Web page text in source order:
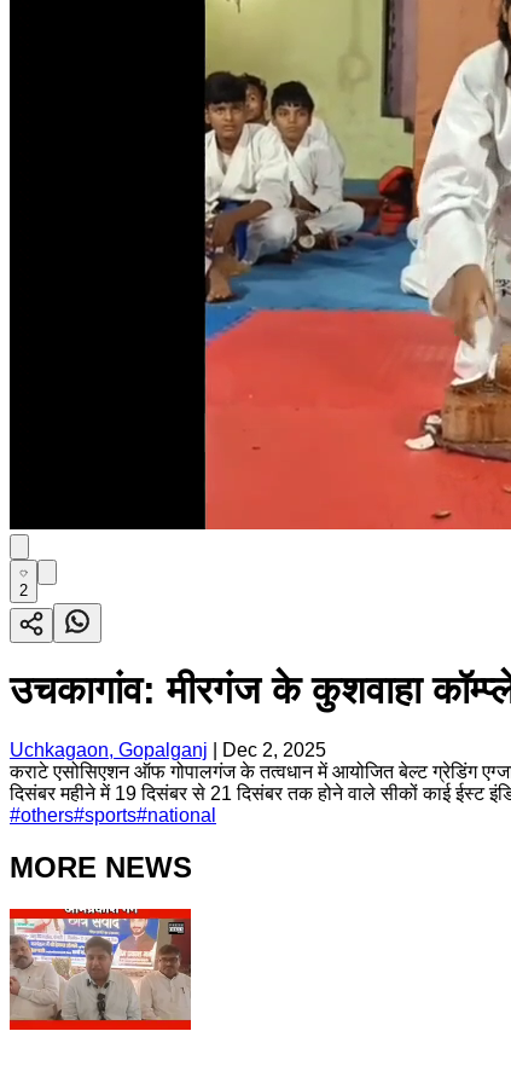
2
उचकागांव: मीरगंज के कुशवाहा
Uchkagaon, Gopalganj
Dec 2, 2025
कराटे एसोसिएशन ऑफ गोपालगंज के तत्वधान में आयोजित बेल्ट ग्रेडिंग
दिसंबर महीने में 19 दिसंबर से 21 दिसंबर तक होने वाले सीकों काई ईस्ट
#others#sports#national
MORE NEWS